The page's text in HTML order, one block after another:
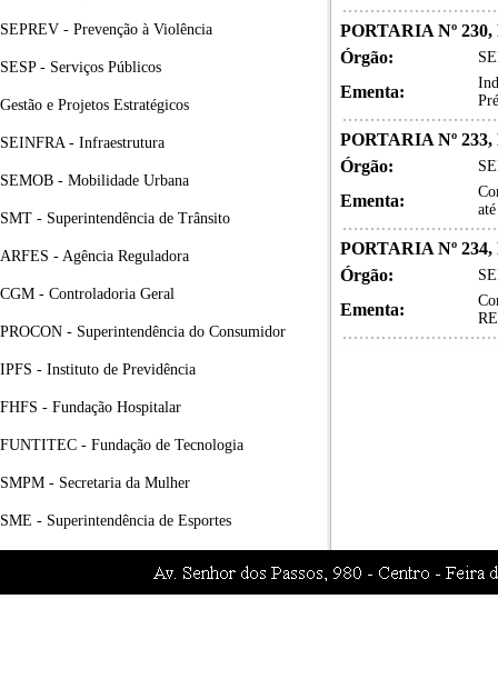
SEPREV - Prevenção à Violência
SESP - Serviços Públicos
Gestão e Projetos Estratégicos
SEINFRA - Infraestrutura
SEMOB - Mobilidade Urbana
SMT - Superintendência de Trânsito
ARFES - Agência Reguladora
CGM - Controladoria Geral
PROCON - Superintendência do Consumidor
IPFS - Instituto de Previdência
FHFS - Fundação Hospitalar
FUNTITEC - Fundação de Tecnologia
SMPM - Secretaria da Mulher
SME - Superintendência de Esportes
PORTARIA Nº
Órgão:
Ementa:
PORTARIA Nº
Órgão:
Ementa:
PORTARIA Nº
Órgão:
Ementa: